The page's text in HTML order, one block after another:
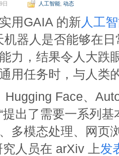
日 人工智能 动态
用GAIA 的新 人工
机器人是否能够在
力，结果令人大跌
用任务时，与人类
Hugging Face、
提出了需要一系列
多模态处理、网页
究人员在 arXiv 上发